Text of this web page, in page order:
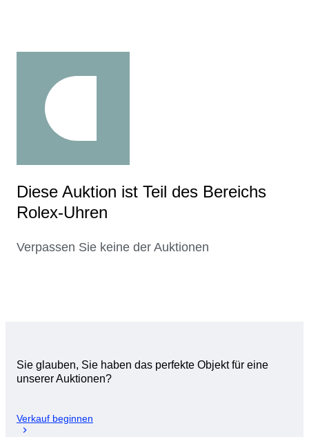
Diese Auktion ist Teil des Bereichs
Rolex-Uhren
Verpassen Sie keine der Auktionen
Sie glauben, Sie haben das perfekte Objekt für eine
unserer Auktionen?
Verkauf beginnen